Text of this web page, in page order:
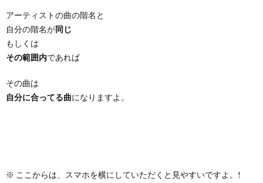
アーティストの曲の階名と
自分の階名が同じ
もしくは
その範囲内であれば
その曲は
自分に合ってる曲になりますよ。
※ ここからは、スマホを横にしていただくと見やすいですよ。!